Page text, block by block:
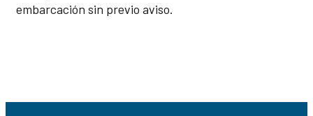
embarcación sin previo aviso.